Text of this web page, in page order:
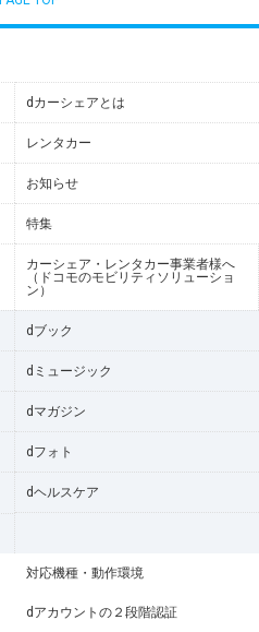
dカーシェアとは
レンタカー
お知らせ
特集
カーシェア・レンタカー事業者様へ
（ドコモのモビリティソリューショ
ン）
dブック
dミュージック
dマガジン
dフォト
dヘルスケア
対応機種・動作環境
dアカウントの２段階認証